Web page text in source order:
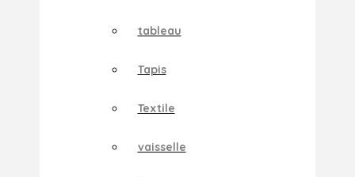
tableau
Tapis
Textile
vaisselle